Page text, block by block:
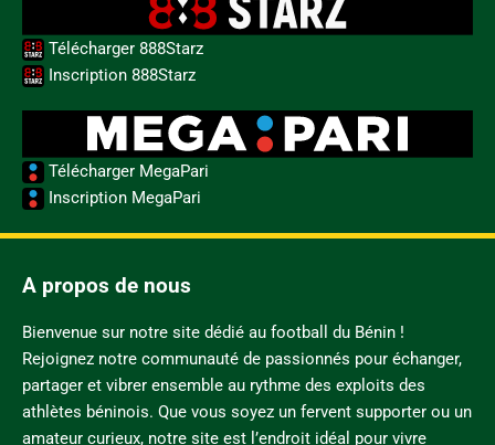
Télécharger 888Starz
Inscription 888Starz
Télécharger MegaPari
Inscription MegaPari
A propos de nous
Bienvenue sur notre site dédié au football du Bénin !
Rejoignez notre communauté de passionnés pour échanger,
partager et vibrer ensemble au rythme des exploits des
athlètes béninois. Que vous soyez un fervent supporter ou un
amateur curieux, notre site est l’endroit idéal pour vivre